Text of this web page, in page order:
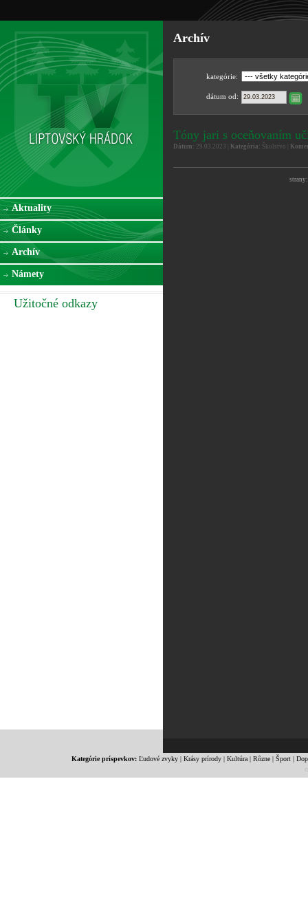
Aktuality
Články
Archív
Námety
Užitočné odkazy
Archív
kategórie:
dátum od:
Tóny jari s oceňovaním
Dátum: 29.03.2023 | Kategória: Školstvo |
strany:
Kategórie príspevkov: Ľudové zvyky| Krásy prírody| Kultúra| Rôzne| Šport|